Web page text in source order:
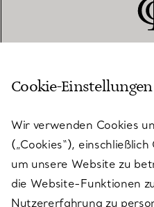
KUNDENSERVICE
SERVICES
Cookie-Einstellungen
Wir verwenden Cookies
(„Cookies“),
um unsere Website zu
die Website-Funktionen
Nutzererfahrung zu